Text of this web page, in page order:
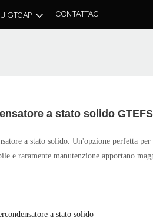
GTCAP CONTATTACI
a stato solido
a stato solido. Un'opzione perfetta
e raramente manutenzione apportano
a stato solido